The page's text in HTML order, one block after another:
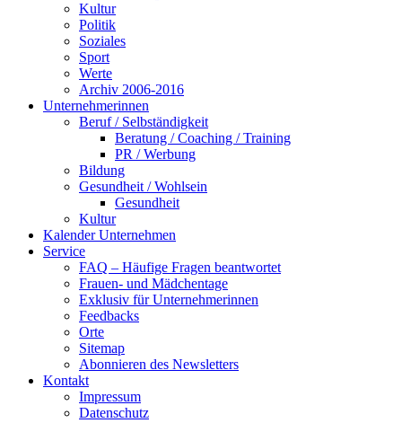
Kultur
Politik
Soziales
Sport
Werte
Archiv 2006-2016
Unternehmerinnen
Beruf / Selbständigkeit
Beratung / Coaching / Training
PR / Werbung
Bildung
Gesundheit / Wohlsein
Gesundheit
Kultur
Kalender Unternehmen
Service
FAQ – Häufige Fragen beantwortet
Frauen- und Mädchentage
Exklusiv für Unternehmerinnen
Feedbacks
Orte
Sitemap
Abonnieren des Newsletters
Kontakt
Impressum
Datenschutz